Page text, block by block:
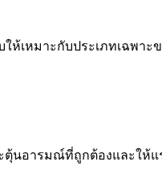
บให้เหมาะกับประเภทเฉพ
ะตุ้นอารมณ์ที่ถูกต้องและให้